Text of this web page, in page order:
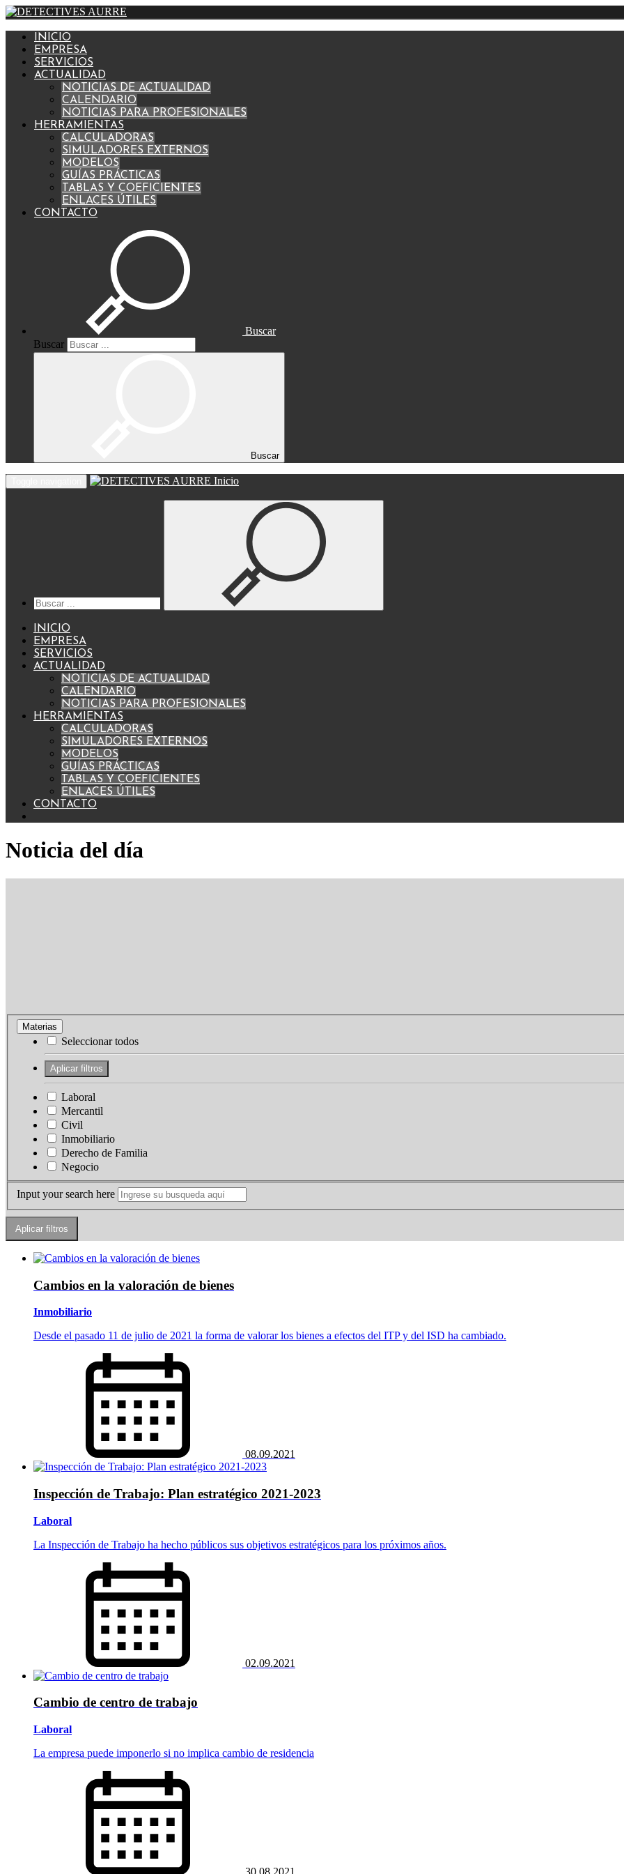
INICIO
EMPRESA
SERVICIOS
ACTUALIDAD
NOTICIAS DE ACTUALIDAD
CALENDARIO
NOTICIAS PARA PROFESIONALES
HERRAMIENTAS
CALCULADORAS
SIMULADORES EXTERNOS
MODELOS
GUÍAS PRÁCTICAS
TABLAS Y COEFICIENTES
ENLACES ÚTILES
CONTACTO
Buscar
Buscar
Buscar
Inicio
INICIO
EMPRESA
SERVICIOS
ACTUALIDAD
NOTICIAS DE ACTUALIDAD
CALENDARIO
NOTICIAS PARA PROFESIONALES
HERRAMIENTAS
CALCULADORAS
SIMULADORES EXTERNOS
MODELOS
GUÍAS PRÁCTICAS
TABLAS Y COEFICIENTES
ENLACES ÚTILES
CONTACTO
Noticia del día
Materias
Seleccionar todos
Laboral
Mercantil
Civil
Inmobiliario
Derecho de Familia
Negocio
Input your search here
Cambios en la valoración de bienes
Inmobiliario
Desde el pasado 11 de julio de 2021 la forma de valorar los bienes a efectos del ITP y del ISD ha cambiado.
08.09.2021
Inspección de Trabajo: Plan estratégico 2021-2023
Laboral
La Inspección de Trabajo ha hecho públicos sus objetivos estratégicos para los próximos años.
02.09.2021
Cambio de centro de trabajo
Laboral
La empresa puede imponerlo si no implica cambio de residencia
30.08.2021